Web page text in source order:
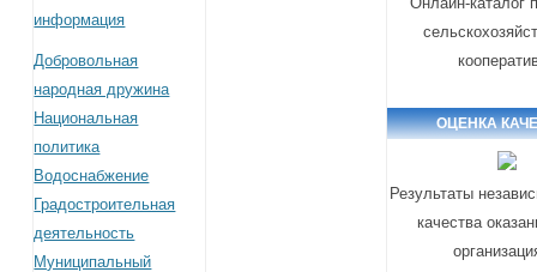
информация
Добровольная
народная дружина
Национальная
политика
Водоснабжение
Градостроительная
деятельность
Муниципальный
ОЦЕНКА
Результаты
качества